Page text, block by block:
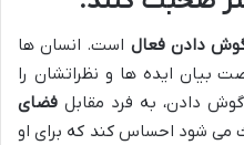
دادن فعال است. انسان ها
بیان ایده ها و نظراتشان را
دادن، به فرد مقابل فضای
می شود احساس کند که برای او